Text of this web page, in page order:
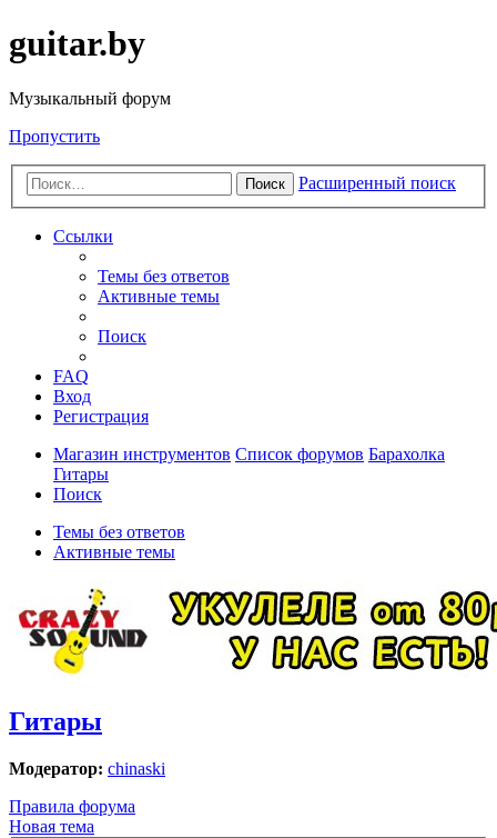
guitar.by
Музыкальный форум
Пропустить
Поиск Расширенный поиск
Ссылки
Темы без ответов
Активные темы
Поиск
FAQ
Вход
Регистрация
Магазин инструментов Список форумов Барахолка
Гитары
Поиск
Темы без ответов
Активные темы
Гитары
Модератор: chinaski
Правила форума
Новая тема